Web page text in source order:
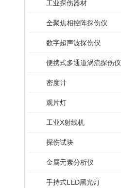
工业探伤器材
全聚焦相控阵探伤仪
数字超声波探伤仪
便携式多通道涡流探伤仪
密度计
观片灯
工业X射线机
探伤试块
金属元素分析仪
手持式LED黑光灯